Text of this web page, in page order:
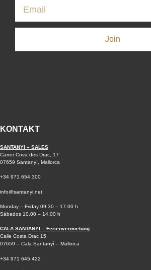
Join
KONTAKT
SANTANYI – SALES
Carrer Cova des Drac, 17
07659 Santanyí, Mallorca
+34 971 654 300
info@santanyi.net
Monday – Friday 09.30 – 17.00 h
Sábados 10.00 – 14.00 h
CALA SANTANYI – Ferienvermietung
Calle Costa Drac 15
07659 – Cala Santanyí – Mallorca
+34 971 645 422